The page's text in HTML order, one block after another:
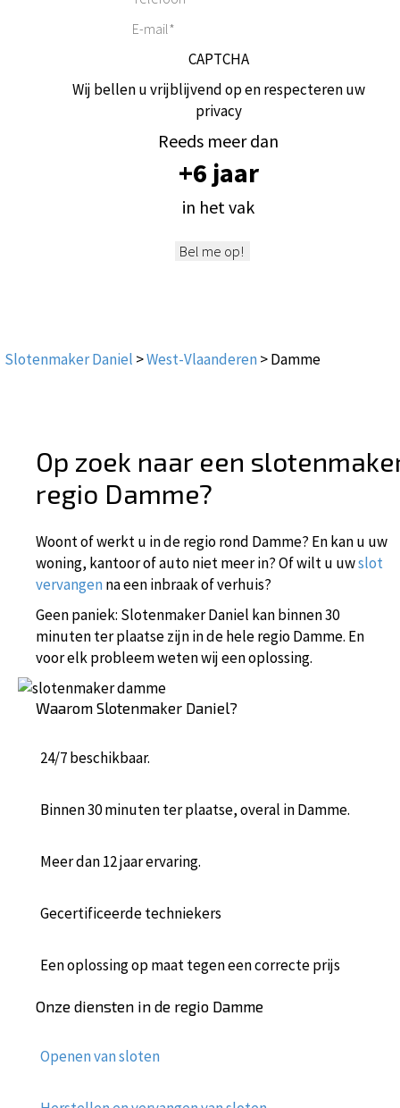
mail*
CAPTCHA
Wij bellen u vrijblijvend op en respecteren uw
privacy
Reeds meer dan
+6 jaar
in het vak
Slotenmaker Daniel >West-Vlaanderen>Damme
Op zoek naar een
regio Damme?
Woont of werkt u in de regio rond Damme? En kan u uw
woning, kantoor of auto niet meer in? Of wilt u uwslot
vervangenna een inbraak of verhuis?
Geen paniek: Slotenmaker Daniel kan binnen 30
minuten ter plaatse zijn in de hele regio Damme. En
voor elk probleem weten wij een oplossing.
Waarom Slotenmaker Daniel?
24/7 beschikbaar.
Binnen 30 minuten ter plaatse, overal in Damme.
Meer dan 12 jaar ervaring.
Gecertificeerde techniekers
Een oplossing op maat tegen een correcte prijs
Onze diensten in de regio Damme
Openen van sloten